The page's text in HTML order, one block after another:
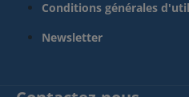
Conditions générales
Newsletter